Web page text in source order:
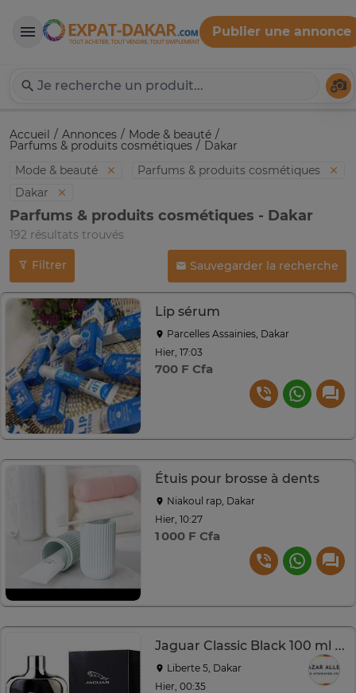
Expat-Dakar
Publier une annonce
Accueil Annonces Mode & beauté
Parfums & produits cosmétiques
Dakar
Mode & beauté
Parfums & produits cosmétiques
Dakar
Parfums & produits cosmétiques - Dakar
192 résultats trouvés
Filtrer Sauvegarder la recherche
Lip sérum
Parcelles Assainies, Dakar
Hier, 17:03
700 F Cfa
Étuis pour brosse à dents
Niakoul rap, Dakar
Hier, 10:27
1 000 F Cfa
Jaguar Classic Black 100 ml Eau de Toilette Homme
Liberte 5, Dakar
Hier, 00:35